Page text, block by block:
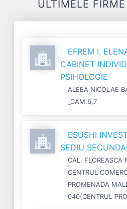
ULTIMELE
EFREM I.
CABINET
PSIHOLOGIE
ALEEA NICOLAE
_CAM.6,7
ESUSHI
SEDIU
CAL. FLOREASCA
CENTRUL
PROMENADA
040(CENTRUL